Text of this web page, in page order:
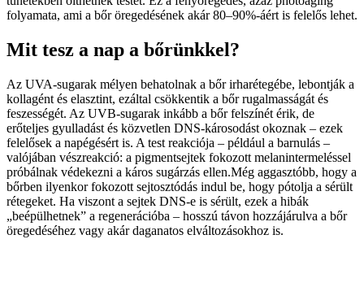
folyamata, ami a bőr öregedésének akár 80–90%-áért is felelős lehet.
Mit tesz a nap a bőrünkkel?
Az UVA-sugarak mélyen behatolnak a bőr irharétegébe, lebontják a
kollagént és elasztint, ezáltal csökkentik a bőr rugalmasságát és
feszességét. Az UVB-sugarak inkább a bőr felszínét érik, de
erőteljes gyulladást és közvetlen DNS-károsodást okoznak – ezek
felelősek a napégésért is. A test reakciója – például a barnulás –
valójában vészreakció: a pigmentsejtek fokozott melanintermeléssel
próbálnak védekezni a káros sugárzás ellen.Még aggasztóbb, hogy a
bőrben ilyenkor fokozott sejtosztódás indul be, hogy pótolja a sérült
rétegeket. Ha viszont a sejtek DNS-e is sérült, ezek a hibák
„beépülhetnek” a regenerációba – hosszú távon hozzájárulva a bőr
öregedéséhez vagy akár daganatos elváltozásokhoz is.